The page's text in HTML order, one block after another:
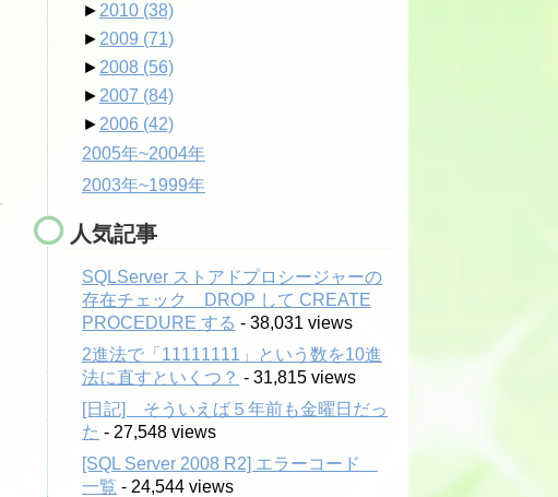
► 2010 (38)
► 2009 (71)
► 2008 (56)
► 2007 (84)
► 2006 (42)
2005年~2004年
2003年~1999年
人気記事
SQLServer ストアドプロシージャーの
存在チェック DROP して CREATE
PROCEDURE する - 38,031 views
2進法で「11111111」という数を10進
法に直すといくつ？ - 31,815 views
[日記] そういえば５年前も金曜日だっ
た - 27,548 views
[SQL Server 2008 R2] エラーコード
一覧 - 24,544 views